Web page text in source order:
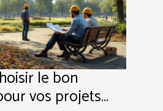
le bon
vos projets